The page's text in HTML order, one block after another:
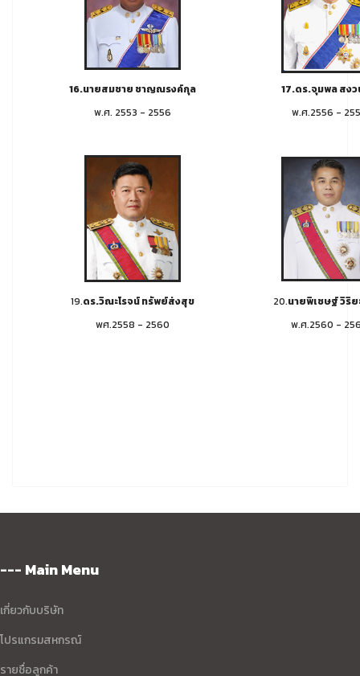
16.นายสมชาย ชาญณรงค์กุล
17.ดร.จุมพล สง
พ.ศ. 2553 - 2556
พ.ศ.2556 -
19.ดร.วิณะโรจน์ ทรัพย์ส่งสุข 20.นายพิเชษฐ์ วิริย
พศ.2558 - 2560
พ.ศ.2560 -
--- Main Menu
เกี่ยวกับบริษัท
โปรแกรมสหกรณ์
รายชื่อลูกค้า